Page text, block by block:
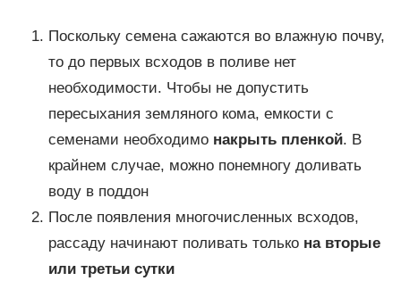
Поскольку семена сажаются во влажную почву,
то до первых всходов в поливе нет
необходимости. Чтобы не допустить
пересыхания земляного кома, емкости с
семенами необходимо накрыть пленкой. В
крайнем случае, можно понемногу доливать
воду в поддон
После появления многочисленных всходов,
рассаду начинают поливать только на вторые
или третьи сутки